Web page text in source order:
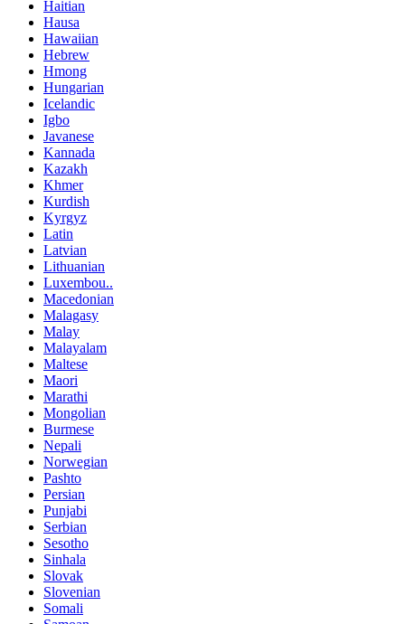
Haitian
Hausa
Hawaiian
Hebrew
Hmong
Hungarian
Icelandic
Igbo
Javanese
Kannada
Kazakh
Khmer
Kurdish
Kyrgyz
Latin
Latvian
Lithuanian
Luxembou..
Macedonian
Malagasy
Malay
Malayalam
Maltese
Maori
Marathi
Mongolian
Burmese
Nepali
Norwegian
Pashto
Persian
Punjabi
Serbian
Sesotho
Sinhala
Slovak
Slovenian
Somali